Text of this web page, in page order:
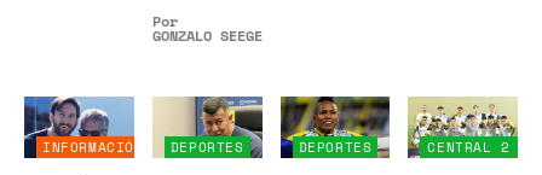
Por
GONZALO SEEGER
INFORMACIÓN
DEPORTES DEPORTES
CENTRAL 2